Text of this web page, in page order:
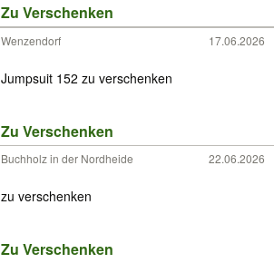
Zu Verschenken
Wenzendorf 17.06.2026
Jumpsuit 152 zu verschenken
Zu Verschenken
Buchholz in der Nordheide 22.06.2026
zu verschenken
Zu Verschenken